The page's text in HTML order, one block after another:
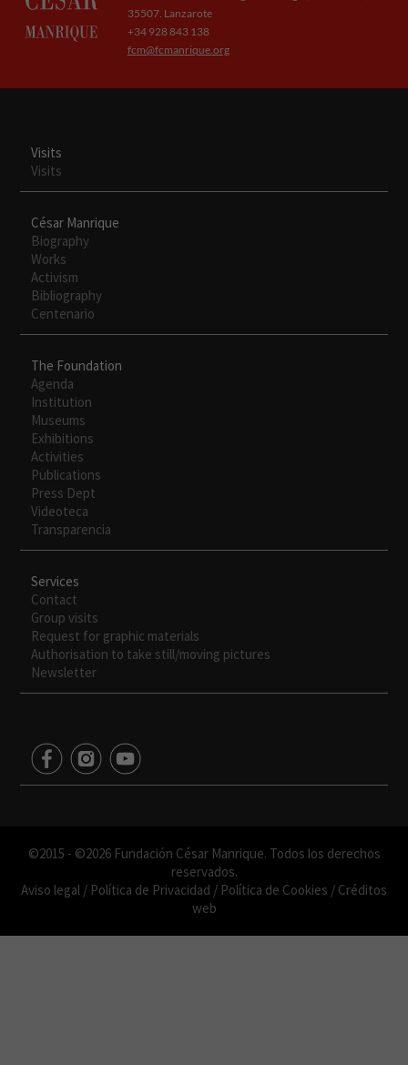
35507. Lanzarote
+34 928 843 138
fcm@fcmanrique.org
Visits
Visits
César Manrique
Biography
Works
Activism
Bibliography
Centenario
The Foundation
Agenda
Institution
Museums
Exhibitions
Activities
Publications
Press Dept
Videoteca
Transparencia
Services
Contact
Group visits
Request for graphic materials
Authorisation to take still/moving pictures
Newsletter
©2015 - ©2026 Fundación César Manrique. Todos los derechos
reservados.
Aviso legal / Política de Privacidad / Política de Cookies / Créditos
web